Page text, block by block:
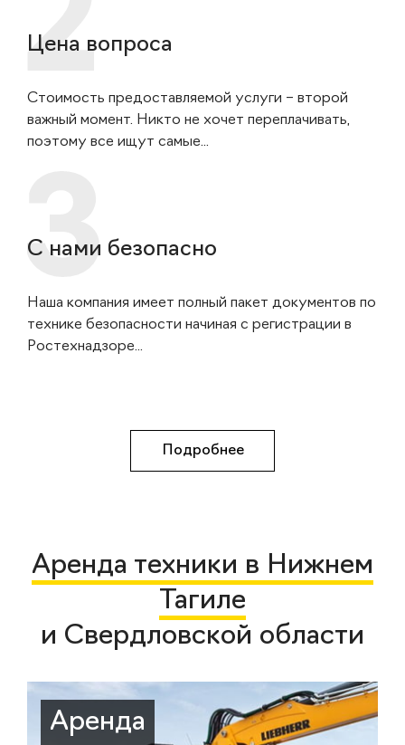
Цена вопроса
Стоимость предоставляемой услуги – второй
важный момент. Никто не хочет переплачивать,
поэтому все ищут самые...
С нами безопасно
Наша компания имеет полный пакет документов по
технике безопасности начиная с регистрации в
Ростехнадзоре...
Подробнее
Аренда техники в Нижнем
Тагиле
и Свердловской области
Аренда